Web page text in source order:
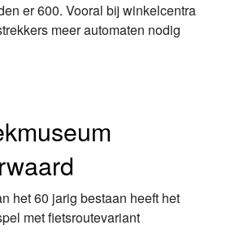
er 600. Vooral bij winkelcentra
meer automaten nodig
het 60 jarig bestaan heeft het
met fietsroutevariant